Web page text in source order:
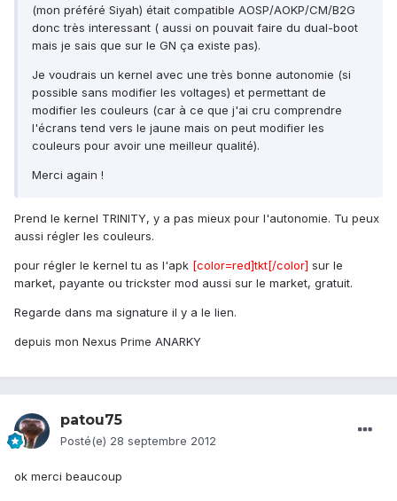
(mon préféré Siyah) était compatible AOSP/AOKP/CM/B2G
donc très interessant ( aussi on pouvait faire du dual-boot
mais je sais que sur le GN ça existe pas).
Je voudrais un kernel avec une très bonne autonomie (si
possible sans modifier les voltages) et permettant de
modifier les couleurs (car à ce que j'ai cru comprendre
l'écrans tend vers le jaune mais on peut modifier les
couleurs pour avoir une meilleur qualité).
Merci again !
Prend le kernel TRINITY, y a pas mieux pour l'autonomie. Tu peux
aussi régler les couleurs.
pour régler le kernel tu as l'apk [color=red]tkt[/color] sur le
market, payante ou trickster mod aussi sur le market, gratuit.
Regarde dans ma signature il y a le lien.
depuis mon Nexus Prime ANARKY
patou75
Posté(e) 28 septembre 2012
ok merci beaucoup